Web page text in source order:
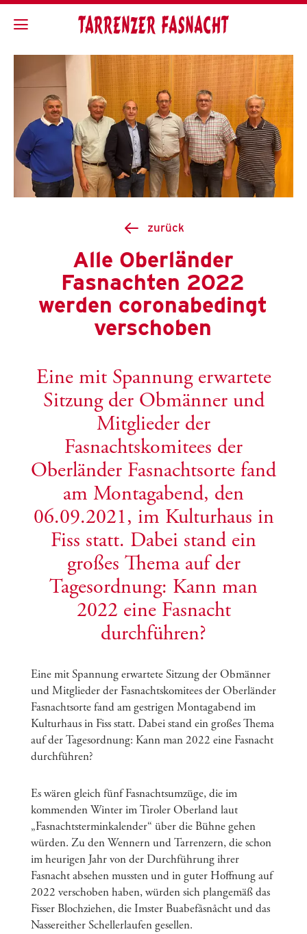
zurück
Alle Oberländer
Fasnachten 2022
werden coronabedingt
verschoben
Eine mit Spannung erwartete
Sitzung der Obmänner und
Mitglieder der
Fasnachtskomitees der
Oberländer Fasnachtsorte fand
am Montagabend, den
06.09.2021, im Kulturhaus in
Fiss statt. Dabei stand ein
großes Thema auf der
Tagesordnung: Kann man
2022 eine Fasnacht
durchführen?
Eine mit Spannung erwartete Sitzung der Obmänner
und Mitglieder der Fasnachtskomitees der Oberländer
Fasnachtsorte fand am gestrigen Montagabend im
Kulturhaus in Fiss statt. Dabei stand ein großes Thema
auf der Tagesordnung: Kann man 2022 eine Fasnacht
durchführen?
Es wären gleich fünf Fasnachtsumzüge, die im
kommenden Winter im Tiroler Oberland laut
„Fasnachtsterminkalender“ über die Bühne gehen
würden. Zu den Wennern und Tarrenzern, die schon
im heurigen Jahr von der Durchführung ihrer
Fasnacht absehen mussten und in guter Hoffnung auf
2022 verschoben haben, würden sich plangemäß das
Fisser Blochziehen, die Imster Buabefåsnåcht und das
Nassereither Schellerlaufen gesellen.